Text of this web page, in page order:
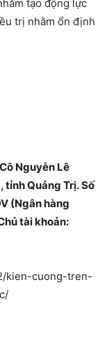
tạo động lực
trị nhằm ổn định
Nguyễn Lê
tỉnh Quảng Trị. Số
(Ngân hàng
tài khoản:
kien-cuong-tren-